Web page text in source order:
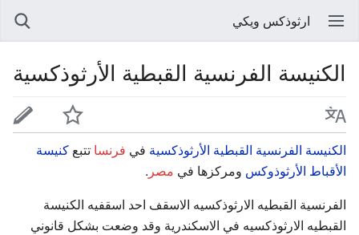
ارثوذكس ويكي
الكنيسة الفرنسية القبطية الأرثوذكسية
الكنيسة الفرنسية القبطية الأرثوذكسية في فرنسا تتبع كنيسة
الأقباط الأرثوذوكس ومركزها في مصر .
الفرنسية القبطيه الارثوذكسيه الاسقف احد اسقفيه الكنيسة
القبطيه الارثوذكسيه في الاسكندرية وقد وضعت بشكل قانوني